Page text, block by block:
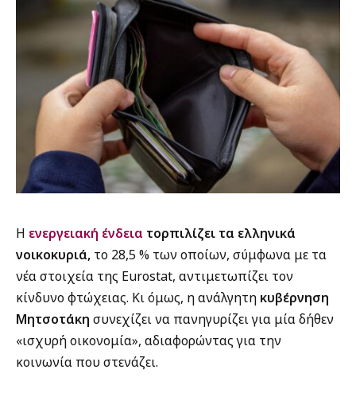
Η ενεργειακή ένδεια τορπιλίζει τα ελληνικά
νοικοκυριά, το 28,5 % των οποίων, σύμφωνα με τα
νέα στοιχεία της Eurostat, αντιμετωπίζει τον
κίνδυνο φτώχειας. Κι όμως, η ανάλγητη κυβέρνηση
Μητσοτάκη συνεχίζει να πανηγυρίζει για μία δήθεν
«ισχυρή οικονομία», αδιαφορώντας για την
κοινωνία που στενάζει.